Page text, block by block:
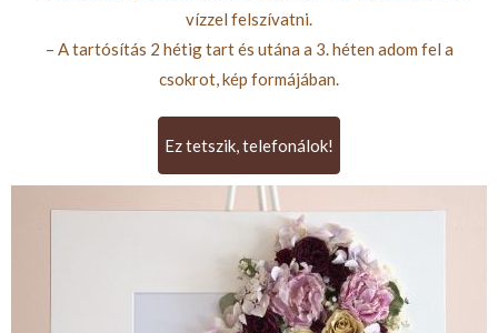
vízzel felszívatni.
– A tartósítás 2 hétig tart és utána a 3. héten adom fel a
csokrot, kép formájában.
Ez tetszik, telefonálok!